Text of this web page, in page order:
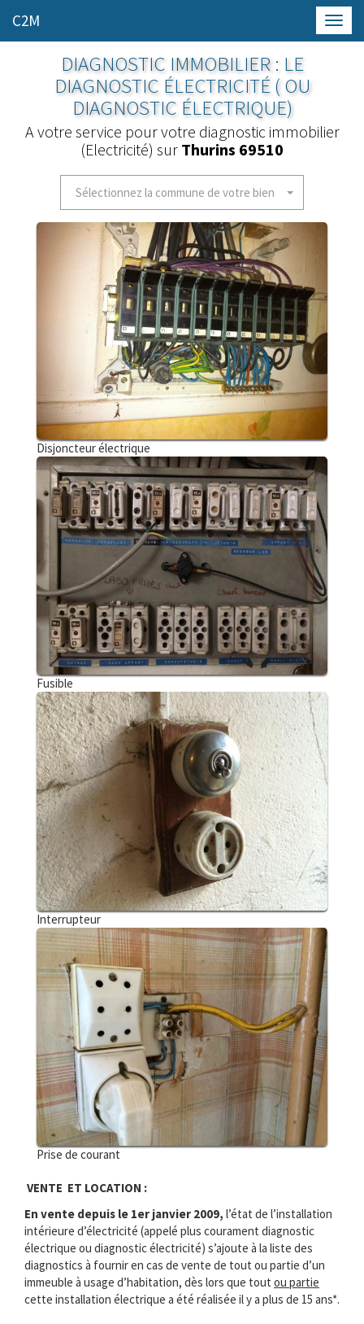
C2M
DIAGNOSTIC IMMOBILIER : LE
DIAGNOSTIC ÉLECTRICITÉ ( OU
DIAGNOSTIC ÉLECTRIQUE)
A votre service pour votre diagnostic immobilier
(Electricité) sur Thurins 69510
Sélectionnez la commune de votre bien
Disjoncteur électrique
Fusible
Interrupteur
Prise de courant
VENTE ET LOCATION :
En vente depuis le 1er janvier 2009, l’état de l’installation
intérieure d’électricité (appelé plus courament diagnostic
électrique ou diagnostic électricité) s’ajoute à la liste des
diagnostics à fournir en cas de vente de tout ou partie d’un
immeuble à usage d’habitation, dès lors que tout ou partie
cette installation électrique a été réalisée il y a plus de 15 ans*.